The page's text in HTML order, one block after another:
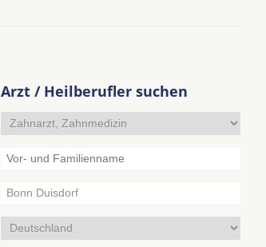
Arzt / Heilberufler suchen